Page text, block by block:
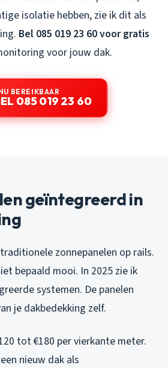
isolatie hebben, zie ik dit als
Bel 085 019 23 60 voor gratis
voor jouw dak.
BEREIKBAAR
085 019 23 60
geïntegreerd in
zonnepanelen op rails.
bepaald mooi. In 2025 zie ik
systemen. De panelen
je dakbedekking zelf.
tot €180 per vierkante meter.
nieuw dak als